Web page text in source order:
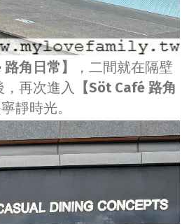
角日常】
，二間就在隔壁
再次進入
【Söt Café 路角
靜時光。